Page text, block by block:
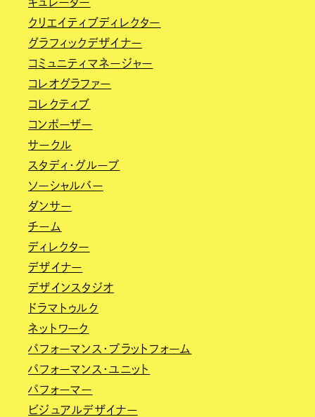
キュレーター
クリエイティブディレクター
グラフィックデザイナー
コミュニティマネージャー
コレオグラファー
コレクティブ
コンポーザー
サークル
スタディ・グループ
ソーシャルバー
ダンサー
チーム
ディレクター
デザイナー
デザインスタジオ
ドラマトゥルク
ネットワーク
パフォーマンス・プラットフォーム
パフォーマンス・ユニット
パフォーマー
ビジュアルデザイナー